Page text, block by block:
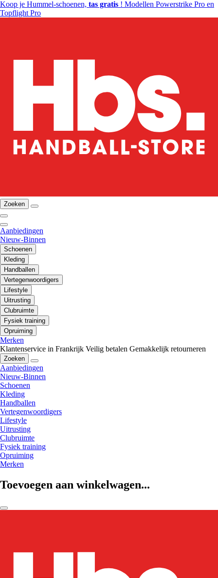
Koop je Hummel-schoenen, tas gratis ! Modellen Powerstrike Pro en
Topflight Pro
Zoeken
Aanbiedingen
Nieuw-Binnen
Schoenen
Kleding
Handballen
Vertegenwoordigers
Lifestyle
Uitrusting
Clubruimte
Fysiek training
Opruiming
Merken
Klantenservice in Frankrijk Veilig betalen Gemakkelijk retourneren
Zoeken
Aanbiedingen
Nieuw-Binnen
Schoenen
Kleding
Handballen
Vertegenwoordigers
Lifestyle
Uitrusting
Clubruimte
Fysiek training
Opruiming
Merken
Toevoegen aan winkelwagen...